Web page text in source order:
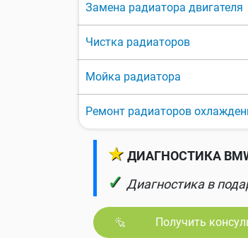
Замена радиатора двигателя
Чистка радиаторов
Мойка радиатора
Ремонт радиаторов
★ ДИАГНОСТИКА
✓ Диагностика в
Получить